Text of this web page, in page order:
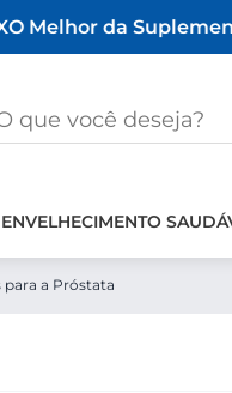
Melhor da
ENVELHECIMENTO
para a Próstata